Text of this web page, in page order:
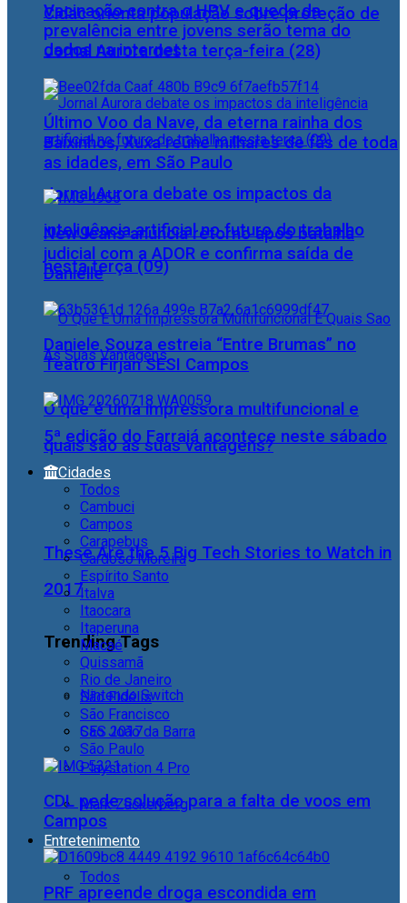
Cidac orienta população sobre proteção de
dados na internet
Jornal Aurora debate os impactos da
inteligência artificial no futuro do trabalho
nesta terça (09)
O que é uma impressora multifuncional e
quais são as suas vantagens?
These Are the 5 Big Tech Stories to Watch in
2017
Trending Tags
Nintendo Switch
CES 2017
Playstation 4 Pro
Mark Zuckerberg
Entretenimento
Todos
Vacinação contra o HPV e queda da
prevalência entre jovens serão tema do
Jornal Aurora desta terça-feira (28)
Último Voo da Nave, da eterna rainha dos
Baixinhos, Xuxa reúne milhares de fãs de toda
as idades, em São Paulo
NewJeans anuncia retorno após batalha
judicial com a ADOR e confirma saída de
Danielle
Daniele Souza estreia “Entre Brumas” no
Teatro Firjan SESI Campos
5ª edição do Farraiá acontece neste sábado
Cidades
Todos
Cambuci
Campos
Carapebus
Cardoso Moreira
Espírito Santo
Italva
Itaocara
Itaperuna
Macaé
Quissamã
Rio de Janeiro
São Fidélis
São Francisco
São João da Barra
São Paulo
CDL pede solução para a falta de voos em
Campos
PRF apreende droga escondida em